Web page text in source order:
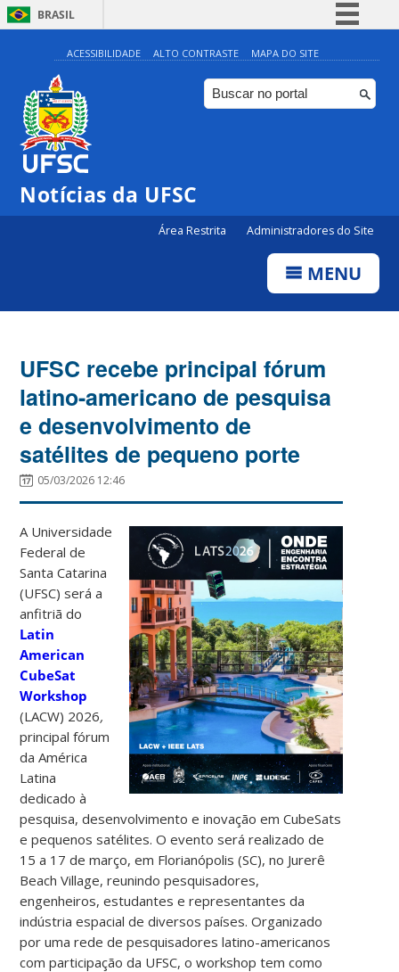
BRASIL
Simplifique!
Comunica BR
Participe
ACESSIBILIDADE ALTO CONTRASTE MAPA DO SITE
Notícias da UFSC
Área Restrita Administradores do Site
MENU
UFSC recebe principal fórum
latino-americano de pesquisa
e desenvolvimento de
satélites de pequeno porte
05/03/2026 12:46
A Universidade
Federal de
Santa Catarina
(UFSC) será a
anfitriã do
Latin
American
CubeSat
Workshop
(LACW) 2026,
principal fórum
da América
Latina
dedicado à
pesquisa, desenvolvimento e inovação em CubeSats
e pequenos satélites. O evento será realizado de
15 a 17 de março, em Florianópolis (SC), no Jurerê
Beach Village, reunindo pesquisadores,
engenheiros, estudantes e representantes da
indústria espacial de diversos países.Organizado
por uma rede de pesquisadores latino-americanos
com participação da UFSC, o workshop tem como